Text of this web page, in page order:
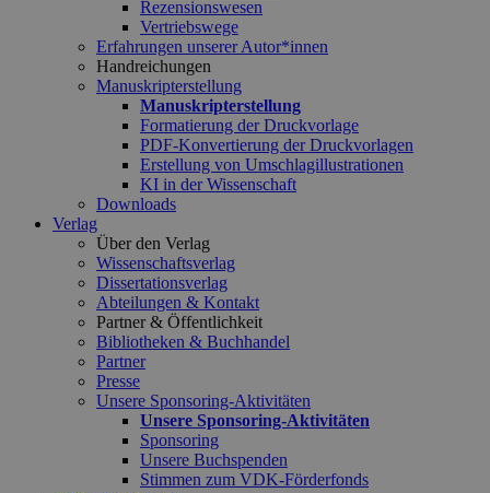
Rezensionswesen
Vertriebswege
Erfahrungen unserer Autor*innen
Handreichungen
Manuskripterstellung
Manuskripterstellung
Formatierung der Druckvorlage
PDF-Konvertierung der Druckvorlagen
Erstellung von Umschlagillustrationen
KI in der Wissenschaft
Downloads
Verlag
Über den Verlag
Wissenschaftsverlag
Dissertationsverlag
Abteilungen & Kontakt
Partner & Öffentlichkeit
Bibliotheken & Buchhandel
Partner
Presse
Unsere Sponsoring-Aktivitäten
Unsere Sponsoring-Aktivitäten
Sponsoring
Unsere Buchspenden
Stimmen zum VDK-Förderfonds